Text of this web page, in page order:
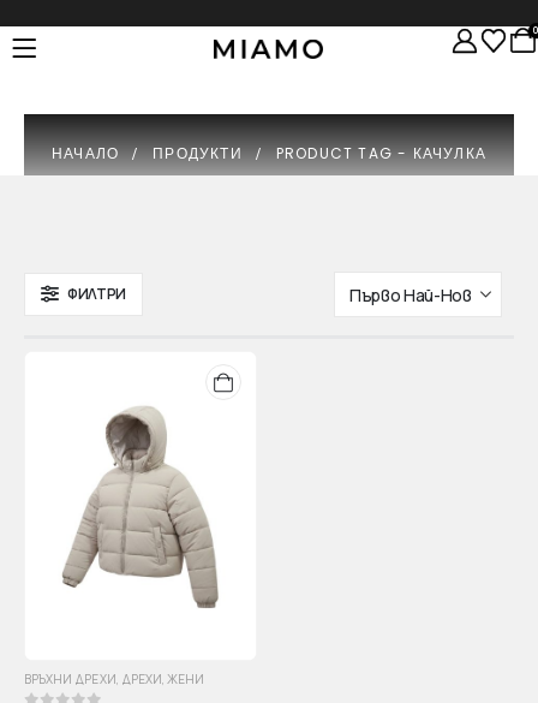
НАЧАЛО ПРОДУКТИ PRODUCT TAG -КАЧУЛКА
ФИЛТРИ
ВРЪХНИ ДРЕХИ, ДРЕХИ,ЖЕНИ